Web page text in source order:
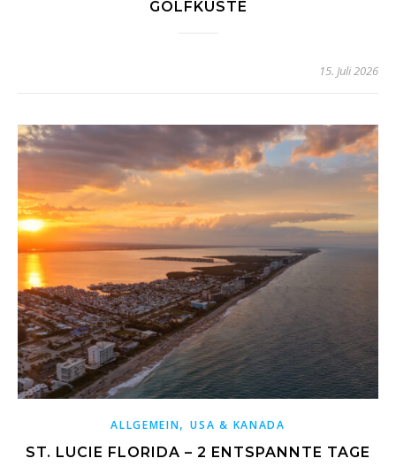
GOLFKÜSTE
15. Juli 2026
ALLGEMEIN,USA & KANADA
ST. LUCIE FLORIDA – 2 ENTSPANNTE TAGE